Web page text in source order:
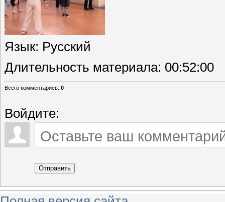
Язык: Русский
Длительность материала: 00:52:00
Всего комментариев: 0
Войдите:
Отправить